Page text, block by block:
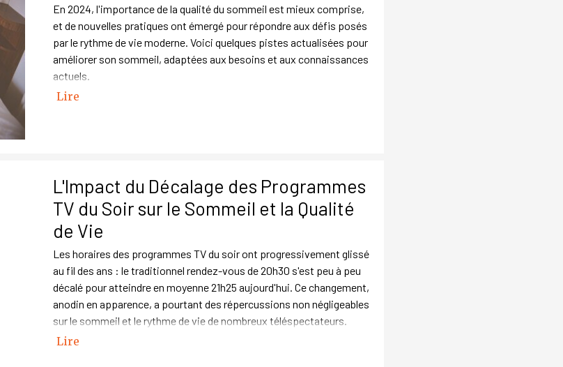
En 2024, l'importance de la qualité du sommeil est mieux comprise,
et de nouvelles pratiques ont émergé pour répondre aux défis posés
par le rythme de vie moderne. Voici quelques pistes actualisées pour
améliorer son sommeil, adaptées aux besoins et aux connaissances
actuels.
Lire
L'Impact du Décalage des Programmes
TV du Soir sur le Sommeil et la Qualité
de Vie
Les horaires des programmes TV du soir ont progressivement glissé
au fil des ans : le traditionnel rendez-vous de 20h30 s'est peu à peu
décalé pour atteindre en moyenne 21h25 aujourd'hui. Ce changement,
anodin en apparence, a pourtant des répercussions non négligeables
sur le sommeil et le rythme de vie de nombreux téléspectateurs.
Lire